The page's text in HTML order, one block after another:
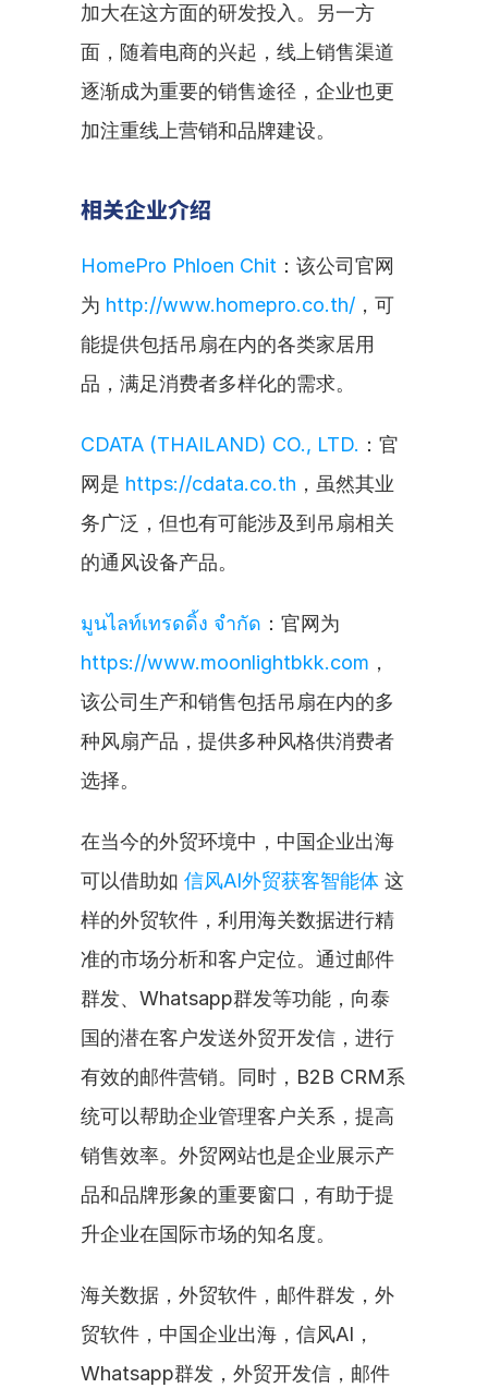
加大在这方面的研发投入。另一方
面，随着电商的兴起，线上销售渠道
逐渐成为重要的销售途径，企业也更
加注重线上营销和品牌建设。
相关企业介绍
HomePro Phloen Chit ：该公司官网
为 http://www.homepro.co.th/ ，可
能提供包括吊扇在内的各类家居用
品，满足消费者多样化的需求。
CDATA (THAILAND) CO., LTD. ：官
网是 https://cdata.co.th ，虽然其业
务广泛，但也有可能涉及到吊扇相关
的通风设备产品。
มูนไลท์เทรดดิ้ง จำกัด
https://www.moonlightbkk.com ，
该公司生产和销售包括吊扇在内的多
种风扇产品，提供多种风格供消费者
选择。
在当今的外贸环境中，中国企业出海
可以借助如 信风AI外贸获客智能体 这
样的外贸软件，利用海关数据进行精
准的市场分析和客户定位。通过邮件
群发、Whatsapp群发等功能，向泰
国的潜在客户发送外贸开发信，进行
有效的邮件营销。同时，B2B CRM系
统可以帮助企业管理客户关系，提高
销售效率。外贸网站也是企业展示产
品和品牌形象的重要窗口，有助于提
升企业在国际市场的知名度。
海关数据，外贸软件，邮件群发，外
贸软件，中国企业出海，信风AI，
Whatsapp群发，外贸开发信，邮件